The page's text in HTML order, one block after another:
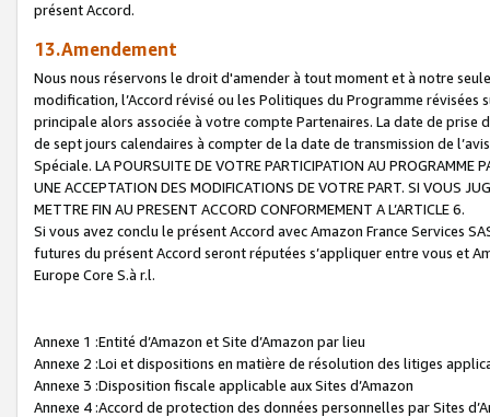
présent Accord.
13.Amendement
Nous nous réservons le droit d'amender à tout moment et à notre
modification, l’Accord révisé ou les Politiques du Programme
principale alors associée à votre compte Partenaires. La date de
de sept jours calendaires à compter de la date de transmission de
Spéciale. LA POURSUITE DE VOTRE PARTICIPATION AU PROGRAMME
UNE ACCEPTATION DES MODIFICATIONS DE VOTRE PART. SI VOUS
METTRE FIN AU PRESENT ACCORD CONFORMEMENT A L’ARTICLE 6.
Si vous avez conclu le présent Accord avec Amazon France Services
futures du présent Accord seront réputées s’appliquer entre vous et
Europe Core S.à r.l.
Annexe 1 :Entité d’Amazon et Site d’Amazon par lieu
Annexe 2 :Loi et dispositions en matière de résolution des litiges
Annexe 3 :Disposition fiscale applicable aux Sites d’Amazon
Annexe 4 :Accord de protection des données personnelles par Sites